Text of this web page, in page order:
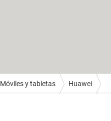
Móviles y tabletas Huawei